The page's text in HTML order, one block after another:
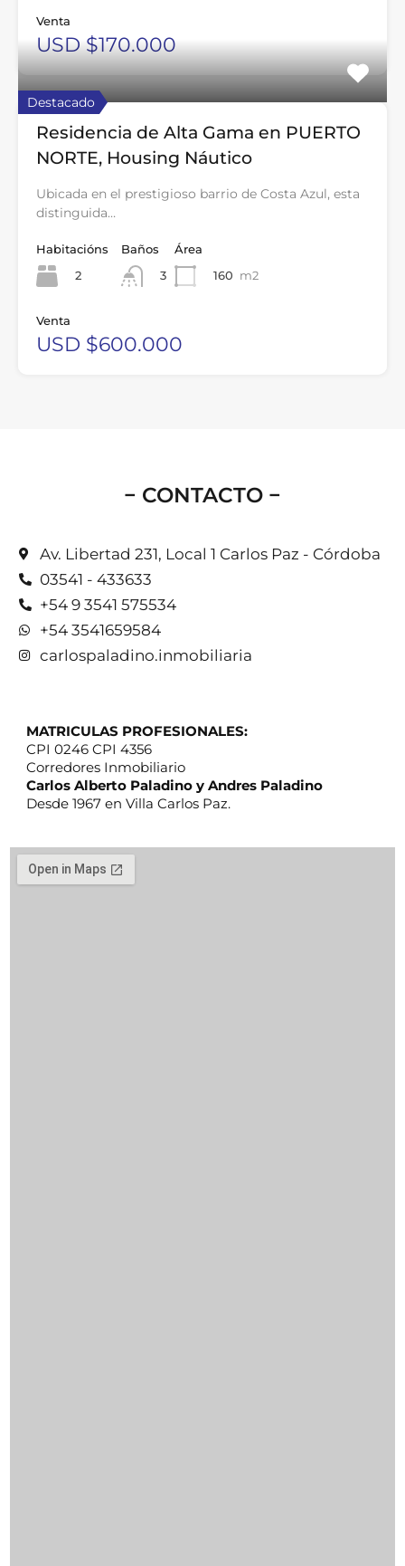
Venta
USD $170.000
Destacado
Residencia de Alta Gama en PUERTO
NORTE, Housing Náutico
Ubicada en el prestigioso barrio de Costa Azul, esta
distinguida…
Habitacións
2
Baños
3
Área
160 m2
Venta
USD $600.000
− CONTACTO −
Av. Libertad 231, Local 1 Carlos Paz - Córdoba
03541 - 433633
+54 9 3541 575534
+54 3541659584
carlospaladino.inmobiliaria
MATRICULAS PROFESIONALES:
CPI 0246 CPI 4356
Corredores Inmobiliario
Carlos Alberto Paladino y Andres Paladino
Desde 1967 en Villa Carlos Paz.